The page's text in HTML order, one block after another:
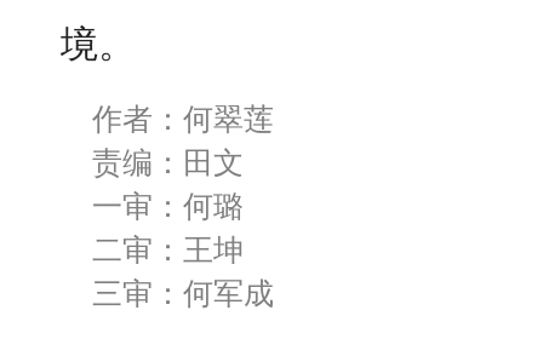
境。
作者：何翠莲
责编：田文
一审：何璐
二审：王坤
三审：何军成